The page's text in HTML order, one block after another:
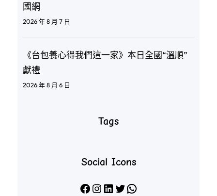
國網
2026 年 8 月 7 日
《台包養心得我們這一家》本日全國“溫順”
獻禮
2026 年 8 月 6 日
Tags
Social Icons
Facebook Instagram LinkedIn X WhatsApp